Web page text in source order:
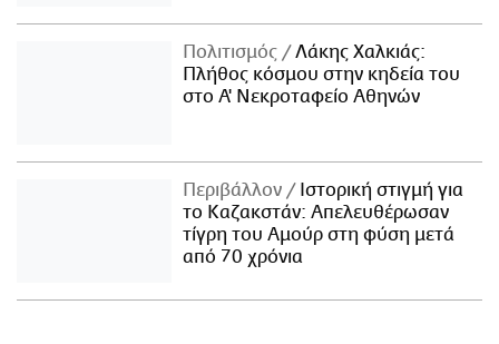
Πολιτισμός
Λάκης Χαλκιάς:
Πλήθος κόσμου στην κηδεία του
στο Α' Νεκροταφείο Αθηνών
Περιβάλλον
Ιστορική στιγμή για
το Καζακστάν: Απελευθέρωσαν
τίγρη του Αμούρ στη φύση μετά
από 70 χρόνια